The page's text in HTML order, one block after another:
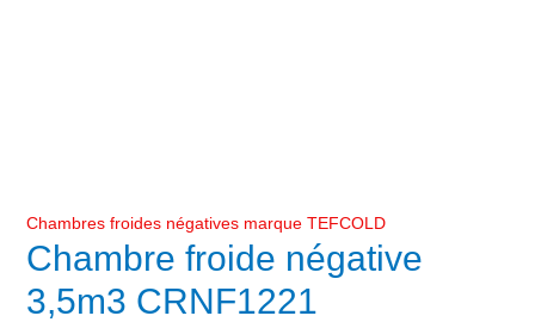
Chambres froides négatives marque TEFCOLD
Chambre froide négative
3,5m3 CRNF1221